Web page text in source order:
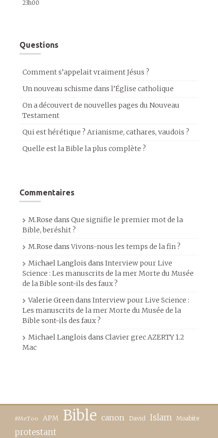
23h00
Questions
Comment s’appelait vraiment Jésus ?
Un nouveau schisme dans l’Église catholique
On a découvert de nouvelles pages du Nouveau
Testament
Qui est hérétique ? Arianisme, cathares, vaudois ?
Quelle est la Bible la plus complète ?
Commentaires
M.Rose dans Que signifie le premier mot de la
Bible, beréshit ?
M.Rose dansVivons-nous les temps de la fin ?
Michael Langlois dans Interview pour Live
Science : Les manuscrits de la mer Morte du Musée
de la Bible sont-ils des faux ?
Valerie Greendans Interview pour Live Science :
Les manuscrits de la mer Morte du Musée de la
Bible sont-ils des faux ?
Michael Langlois dans Clavier grec AZERTY 1.2
Mac
#MeToo APM Bible canon David Islam Moabite
protestant